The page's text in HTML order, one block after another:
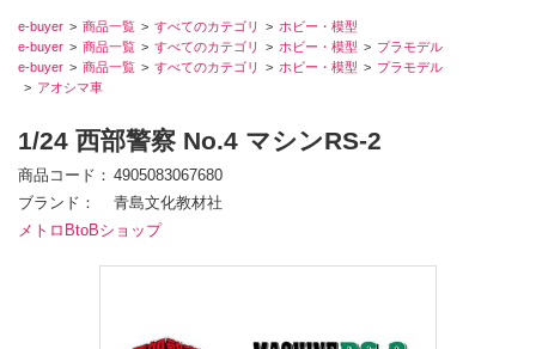
e-buyer 商品一覧 すべてのカテゴリ
ホビー・模型
e-buyer
商品一覧 すべてのカテゴリ ホビー・模型
プラモデル
e-buyer
商品一覧 すべてのカテゴリ ホビー・模型
プラモデル
アオシマ車
1/24 西部警察 No.4 マシンRS-2
商品コード
4905083067680
ブランド
青島文化教材社
メトロBtoBショップ